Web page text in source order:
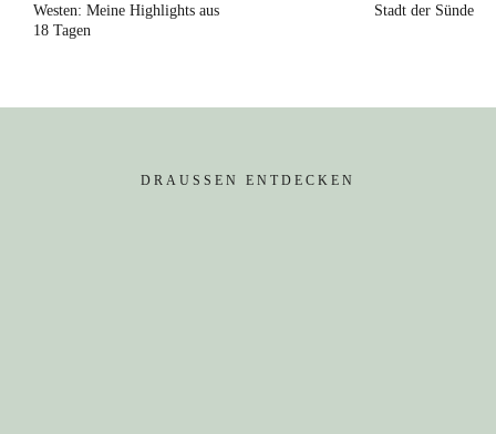
Westen: Meine Highlights aus
18 Tagen
Stadt der Sünde
DRAUSSEN ENTDECKEN